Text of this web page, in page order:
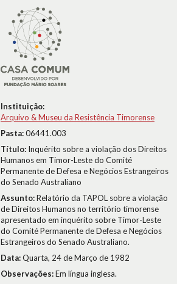
Instituição:
Arquivo & Museu da Resistência Timorense
Pasta:06441.003
Título: Inquérito sobre a violação dos Direitos
Humanos em Timor-Leste do Comité
Permanente de Defesa e Negócios Estrangeiros
do Senado Australiano
Assunto:Relatório da TAPOL sobre a violação
de Direitos Humanos no território timorense
apresentado em inquérito sobre Timor-Leste
do Comité Permanente de Defesa e Negócios
Estrangeiros do Senado Australiano.
Data:Quarta, 24 de Março de 1982
Observações:Em língua inglesa.